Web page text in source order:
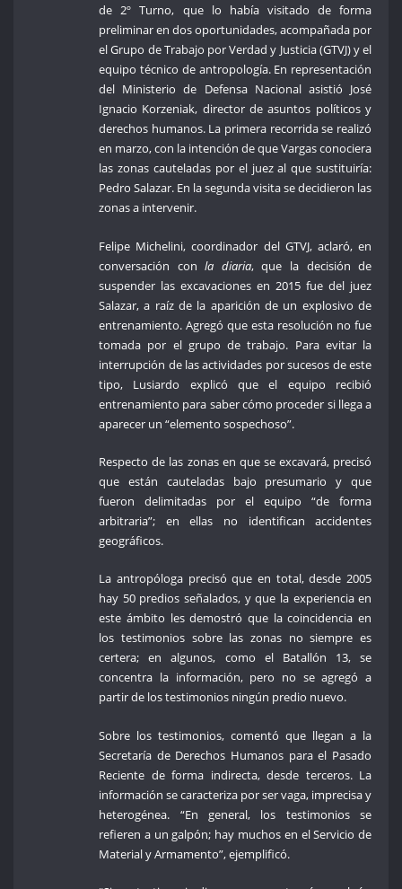
de 2º Turno, que lo había visitado de forma
preliminar en dos oportunidades, acompañada por
el Grupo de Trabajo por Verdad y Justicia (GTVJ) y el
equipo técnico de antropología. En representación
del Ministerio de Defensa Nacional asistió José
Ignacio Korzeniak, director de asuntos políticos y
derechos humanos. La primera recorrida se realizó
en marzo, con la intención de que Vargas conociera
las zonas cauteladas por el juez al que sustituiría:
Pedro Salazar. En la segunda visita se decidieron las
zonas a intervenir.
Felipe Michelini, coordinador del GTVJ, aclaró, en
conversación conla diaria, que la decisión de
suspender las excavaciones en 2015 fue del juez
Salazar, a raíz de la aparición de un explosivo de
entrenamiento. Agregó que esta resolución no fue
tomada por el grupo de trabajo. Para evitar la
interrupción de las actividades por sucesos de este
tipo, Lusiardo explicó que el equipo recibió
entrenamiento para saber cómo proceder si llega a
aparecer un “elemento sospechoso”.
Respecto de las zonas en que se excavará, precisó
que están cauteladas bajo presumario y que
fueron delimitadas por el equipo “de forma
arbitraria”; en ellas no identifican accidentes
geográficos.
La antropóloga precisó que en total, desde 2005
hay 50 predios señalados, y que la experiencia en
este ámbito les demostró que la coincidencia en
los testimonios sobre las zonas no siempre es
certera; en algunos, como el Batallón 13, se
concentra la información, pero no se agregó a
partir de los testimonios ningún predio nuevo.
Sobre los testimonios, comentó que llegan a la
Secretaría de Derechos Humanos para el Pasado
Reciente de forma indirecta, desde terceros. La
información se caracteriza por ser vaga, imprecisa y
heterogénea. “En general, los testimonios se
refieren a un galpón; hay muchos en el Servicio de
Material y Armamento”, ejemplificó.